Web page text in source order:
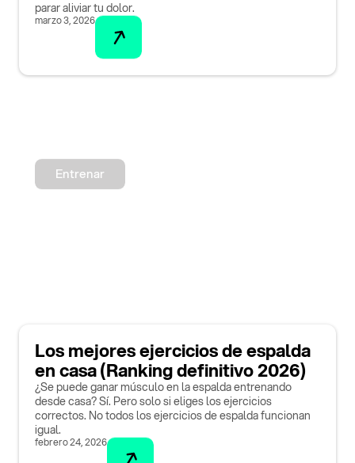
parar aliviar tu dolor.
marzo 3, 2026
Entrenar
Los mejores ejercicios de espalda
en casa (Ranking definitivo 2026)
¿Se puede ganar músculo en la espalda entrenando
desde casa? Sí. Pero solo si eliges los ejercicios
correctos. No todos los ejercicios de espalda funcionan
igual.
febrero 24, 2026